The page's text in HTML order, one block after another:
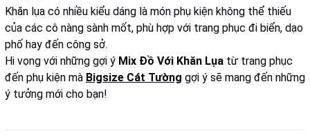
Khăn lụa có nhiều kiểu dáng là món phụ kiện không thể thiếu
của các cô nàng sành mốt, phù hợp với trang phục đi biển, dạo
phố hay đến công sở.
Hi vọng với những gợi ý Mix Đồ Với Khăn Lụa từ trang phục
đến phụ kiện mà Bigsize Cát Tường gợi ý sẽ mang đến những
ý tưởng mới cho bạn!